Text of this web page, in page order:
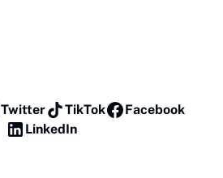
Twitter TikTok
Facebook
LinkedIn